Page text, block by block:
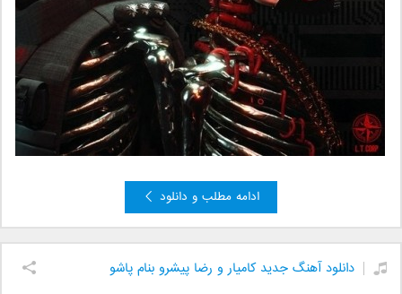
ادامه مطلب و دانلود
دانلود آهنگ جدید کامیار و رضا پیشرو بنام پاشو